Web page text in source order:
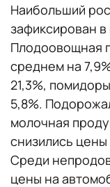
Наибольший
зафиксирован
Плодоовощная
среднем на
21,3%,
5,8%.
молочная
снизились
Среди
цены на